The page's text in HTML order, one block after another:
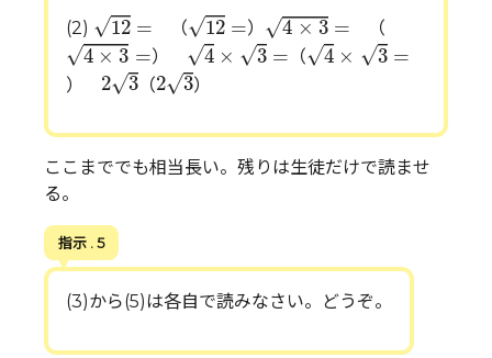
(2) √12 =
12=
（√12 =
12=
） √4 × 3 =
4×3=
（
√4 × 3 =
4×3=
） √4 × √3 =
4×3
（√4 × √3 =
4×3
） 2√3
2 3
（2√3
2
）
ここまででも相当長い。残りは生徒だけで読ませ
る。
指示 . 5
(3)から(5)は各自で読みなさい。どうぞ。